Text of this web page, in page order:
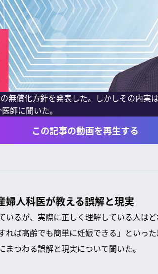
無償化方針を発表した。しかしその内実
師に聞いた。
この記事の動画を再生する
婦人科医が教える誤解と現実
いるが、実際に正しく理解している人は
れば高齢でも簡単に妊娠できる」といっ
つわる誤解と現実について聞いた。